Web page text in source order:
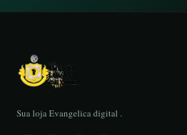
Sua loja Evangelica digital .